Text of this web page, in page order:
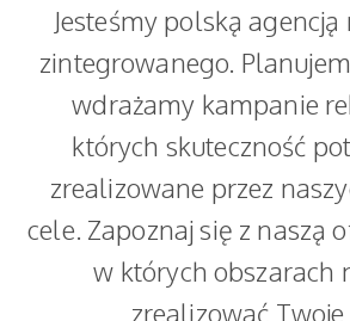
Jesteśmy polską
zintegrowanego.
wdrażamy kampanie
których skuteczność
zrealizowane przez
cele. Zapoznaj się z naszą
w których obszarach
zrealizować Twoje